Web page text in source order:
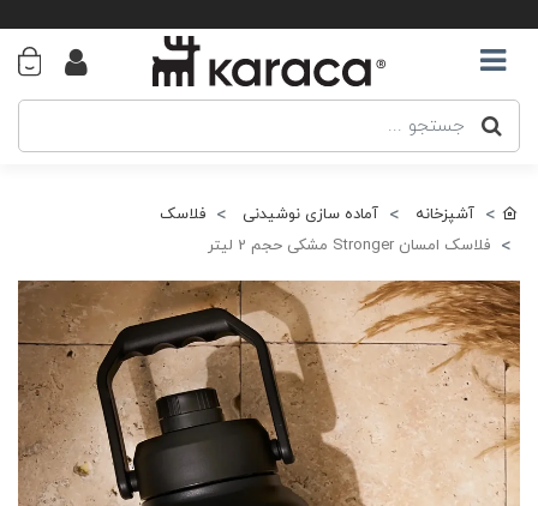
آشپزخانه آماده سازی نوشیدنی
فلاسک
فلاسک امسان Stronger مشکی حجم 2 لیتر